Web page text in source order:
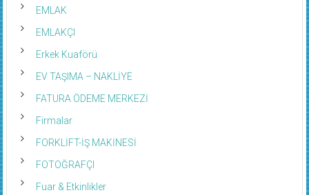
EMLAK
EMLAKÇI
Erkek Kuaförü
EV TAŞIMA – NAKLİYE
FATURA ÖDEME MERKEZİ
Firmalar
FORKLİFT-İŞ MAKİNESİ
FOTOĞRAFÇI
Fuar & Etkinlikler